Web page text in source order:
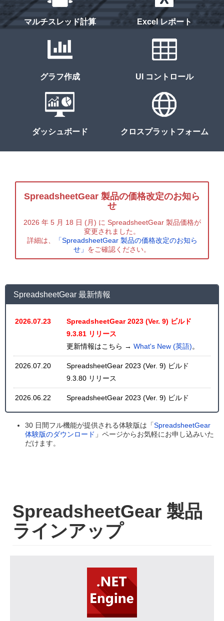
マルチスレッド計算 Excel レポート
グラフ作成 UI コントロール
ダッシュボード クロスプラットフォーム
SpreadsheetGear 製品の価格改定のお知ら
せ
2026 年 5 月 18 日 (月) に SpreadsheetGear 製品価格が
変更されました。
詳細は、
「SpreadsheetGear 製品の価格改定のお知ら
せ」 をご確認ください。
SpreadsheetGear 最新情報
2026.07.23
SpreadsheetGear 2023 (Ver. 9) ビルド
9.3.81 リリース
更新情報はこちら →What's New (英語)。
2026.07.20
SpreadsheetGear 2023 (Ver. 9) ビルド
9.3.80 リリース
2026.06.22
SpreadsheetGear 2023 (Ver. 9) ビルド
9.3.77 リリース
2026.05.20
SpreadsheetGear 2023 (Ver. 9) ビルド
9.2.59 リリース
2023.11.21
SpreadsheetGear 2023 (Ver. 9) ビルド
9.2.24 リリース
リリース
SpreadsheetGear 2017 (Ver. 8) ビルド 8.8.7
リリース
30 日間フル機能が提供される体験版は「SpreadsheetGear
体験版のダウンロード 」ページからお気軽にお申し込みいた
だけます。
SpreadsheetGear 製品
ラインアップ